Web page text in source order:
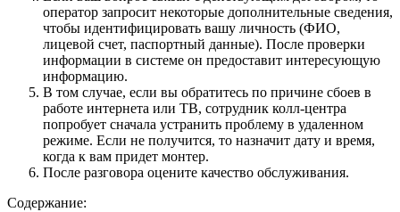
оператор запросит некоторые дополнительные сведения,
чтобы идентифицировать вашу личность (ФИО,
лицевой счет, паспортный данные). После проверки
информации в системе он предоставит интересующую
информацию.
В том случае, если вы обратитесь по причине сбоев в
работе интернета или ТВ, сотрудник колл-центра
попробует сначала устранить проблему в удаленном
режиме. Если не получится, то назначит дату и время,
когда к вам придет монтер.
После разговора оцените качество обслуживания.
Содержание: